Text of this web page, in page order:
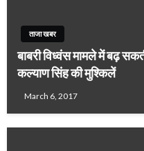
ताजा खबर
बाबरी विध्वंस मामले में बढ़
कल्‍याण सिंह की मुश्किलें
March 6, 2017